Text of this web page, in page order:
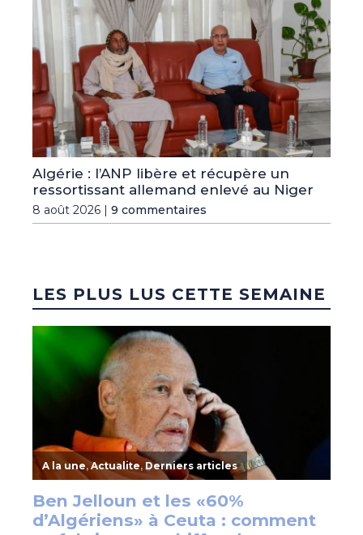
Algérie : l’ANP libère et récupère un
ressortissant allemand enlevé au Niger
8 août 2026 | 9 commentaires
LES PLUS LUS CETTE SEMAINE